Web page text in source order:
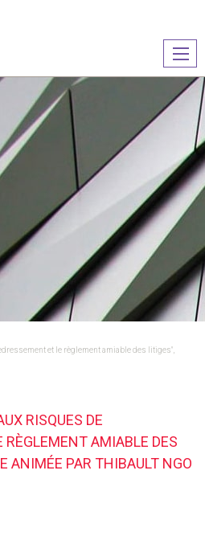
le
et le règlement amiable des litiges",
RISQUES DE
RÈGLEMENT AMIABLE DES
ANIMÉE PAR THIBAULT NGO